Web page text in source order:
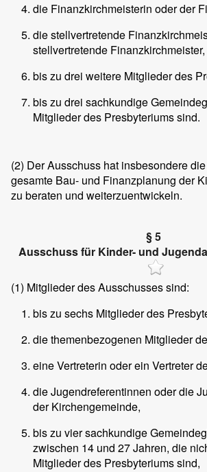
die Finanzkirchmeisterin oder der
die stellvertretende
stellvertretende Finanzkirchmeister,
bis zu drei weitere Mitglieder des
bis zu drei sachkundige
Mitglieder des Presbyteriums sind.
(2) Der Ausschuss hat insbesondere
gesamte Bau- und Finanzplanung der
zu beraten und weiterzuentwickeln.
§ 5
Ausschuss für Kinder- und
(1) Mitglieder des Ausschusses sind:
bis zu sechs Mitglieder des
die themenbezogenen Mitglieder
eine Vertreterin oder ein Vertreter
die Jugendreferentinnen oder die
der Kirchengemeinde,
bis zu vier sachkundige
zwischen 14 und 27 Jahren, die
Mitglieder des Presbyteriums sind,